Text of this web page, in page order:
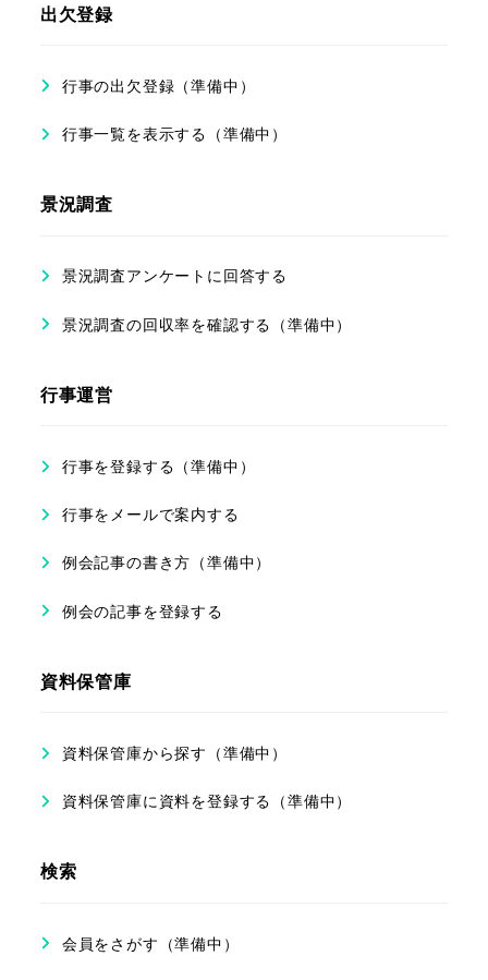
出欠登録
行事の出欠登録（準備中）
行事一覧を表示する（準備中）
景況調査
景況調査アンケートに回答する
景況調査の回収率を確認する（準備中）
行事運営
行事を登録する（準備中）
行事をメールで案内する
例会記事の書き方（準備中）
例会の記事を登録する
資料保管庫
資料保管庫から探す（準備中）
資料保管庫に資料を登録する（準備中）
検索
会員をさがす（準備中）